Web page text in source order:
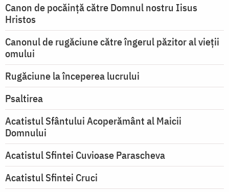
Canon de pocăință către Domnul nostru Iisus
Hristos
Canonul de rugăciune către îngerul păzitor al vieții
omului
Rugăciune la începerea lucrului
Psaltirea
Acatistul Sfântului Acoperământ al Maicii
Domnului
Acatistul Sfintei Cuvioase Parascheva
Acatistul Sfintei Cruci